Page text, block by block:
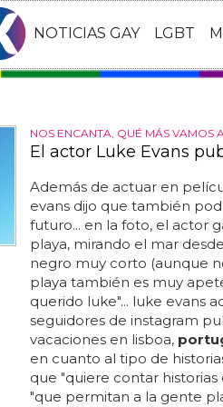
NOTICIAS GAY LGBT
NOS ENCANTA, QUÉ MÁS VAMOS
El actor Luke Evans
Además de actuar en
evans dijo que también
futuro... en la foto, el actor
playa, mirando el mar
negro muy corto (aunque
playa también es muy
querido luke"... luke evans
seguidores de instagram
vacaciones en lisboa,
en cuanto al tipo de
que "quiere contar historias
"que permitan a la gente